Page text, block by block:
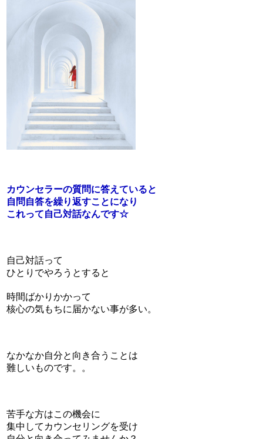
カウンセラーの質問に答えていると
自問自答を繰り返すことになり
これって自己対話なんです☆
自己対話って
ひとりでやろうとすると
時間ばかりかかって
核心の気もちに届かない事が多い。
なかなか自分と向き合うことは
難しいものです。。
苦手な方はこの機会に
集中してカウンセリングを受け